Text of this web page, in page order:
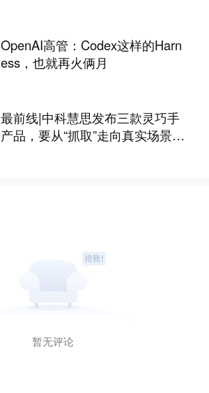
OpenAI高管：Codex这样的Harn
ess，也就再火俩月
最前线|中科慧思发布三款灵巧手
产品，要从“抓取”走向真实场景作
暂无评论